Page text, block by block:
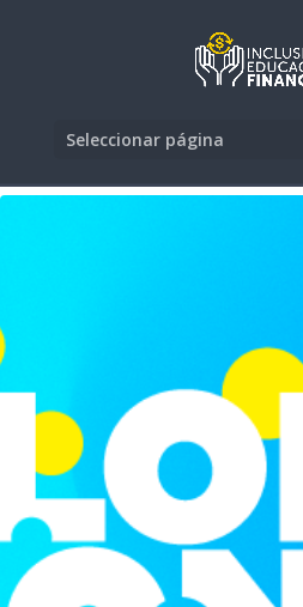
Seleccionar página